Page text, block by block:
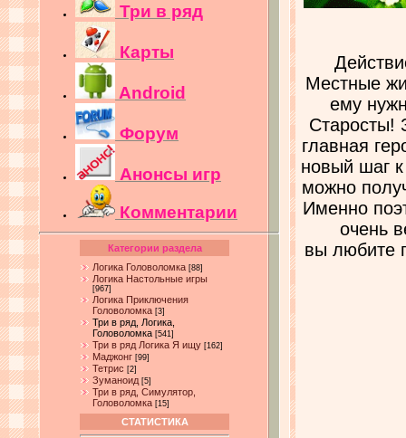
Три в ряд
Карты
Android
Форум
Анонсы игр
Комментарии
Категории раздела
Логика Головоломка [88]
Логика Настольные игры
[967]
Логика Приключения
Головоломка [3]
Три в ряд, Логика,
Головоломка [541]
Три в ряд Логика Я ищу [162]
Маджонг [99]
Тетрис [2]
Зуманоид [5]
Три в ряд, Симулятор,
Головоломка [15]
СТАТИСТИКА
Местные
ему
Старосты!
главная
новый шаг к
можно
Именно
очень
вы любите